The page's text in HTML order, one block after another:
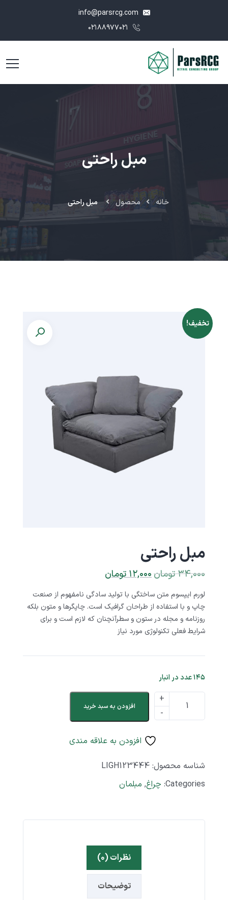
مبل راحتی
خانه محصول مبل راحتی
تخفیف!
مبل راحتی
۳۴,۰۰۰تومان۱۲,۰۰۰تومان
لورم ایپسوم متن ساختگی با تولید سادگی نامفهوم از صنعت
چاپ و با استفاده از طراحان گرافیک است. چاپگرها و متون بلکه
روزنامه و مجله در ستون و سطرآنچنان که لازم است و برای
شرایط فعلی تکنولوژی مورد نیاز
۱۴۵ عدد در انبار
افزودن به سبد خرید
افزودن به علاقه مندی
شناسه محصول: LIGH123444
Categories: چراغ, مبلمان
نظرات (۰)
توضیحات